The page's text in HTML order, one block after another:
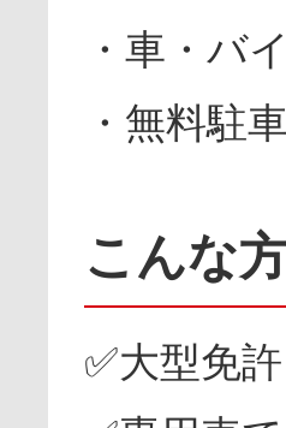
・車・バ
・無料駐
こんな
✅大型免